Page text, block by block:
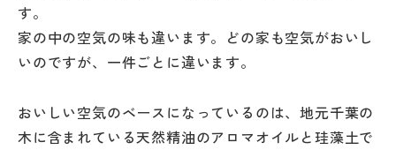
す。
家の中の空気の味も違います。どの家も空気がおいし
いのですが、一件ごとに違います。
おいしい空気のベースになっているのは、地元千葉の
木に含まれている天然精油のアロマオイルと珪藻土で